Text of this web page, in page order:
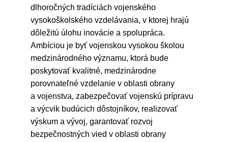
dlhoročných tradíciách vojenského
vysokoškolského vzdelávania, v ktorej hrajú
dôležitú úlohu inovácie a spolupráca.
Ambíciou je byť vojenskou vysokou školou
medzinárodného významu, ktorá bude
poskytovať kvalitné, medzinárodne
porovnateľné vzdelanie v oblasti obrany
a vojenstva, zabezpečovať vojenskú prípravu
a výcvik budúcich dôstojníkov, realizovať
výskum a vývoj, garantovať rozvoj
bezpečnostných vied v oblasti obrany